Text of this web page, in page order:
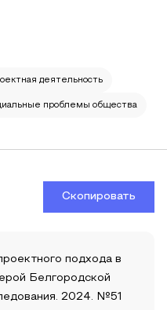
деятельность
проблемы общества
Скопировать
подхода в
Белгородской
2024. №51